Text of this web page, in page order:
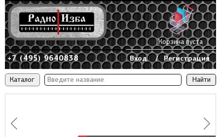
Каталог
+7 (495) 9640838 Вход / Регистрация
Корзина пуста